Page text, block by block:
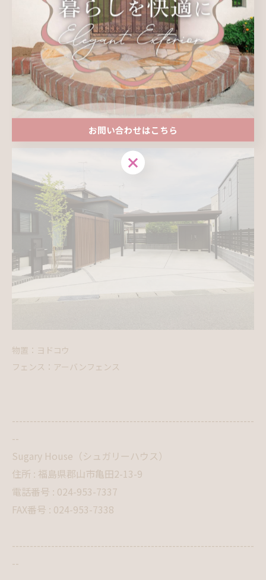
目隠しフェンス：リクシル Gスクリーン
テラス：スピーネ
物置：ヨドコウ
フェンス：アーバンフェンス
--------------------------------------------------------------------
--
Sugary House（シュガリーハウス）
住所 : 福島県郡山市亀田2-13-9
電話番号 : 024-953-7337
FAX番号 : 024-953-7338
--------------------------------------------------------------------
--
お問い合わせはこちら
お問い合わせはこちら